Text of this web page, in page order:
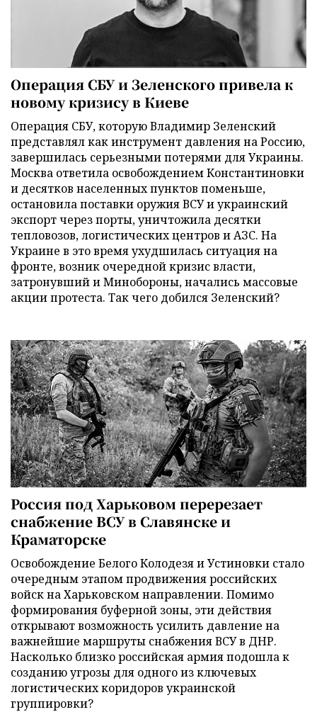
Операция СБУ и Зеленского привела к
новому кризису в Киеве
Операция СБУ, которую Владимир Зеленский
представлял как инструмент давления на Россию,
завершилась серьезными потерями для Украины.
Москва ответила освобождением Константиновки
и десятков населенных пунктов поменьше,
остановила поставки оружия ВСУ и украинский
экспорт через порты, уничтожила десятки
тепловозов, логистических центров и АЗС. На
Украине в это время ухудшилась ситуация на
фронте, возник очередной кризис власти,
затронувший и Минобороны, начались массовые
акции протеста. Так чего добился Зеленский?
Россия под Харьковом перерезает
снабжение ВСУ в Славянске и
Краматорске
Освобождение Белого Колодезя и Устиновки стало
очередным этапом продвижения российских
войск на Харьковском направлении. Помимо
формирования буферной зоны, эти действия
открывают возможность усилить давление на
важнейшие маршруты снабжения ВСУ в ДНР.
Насколько близко российская армия подошла к
созданию угрозы для одного из ключевых
логистических коридоров украинской
группировки?